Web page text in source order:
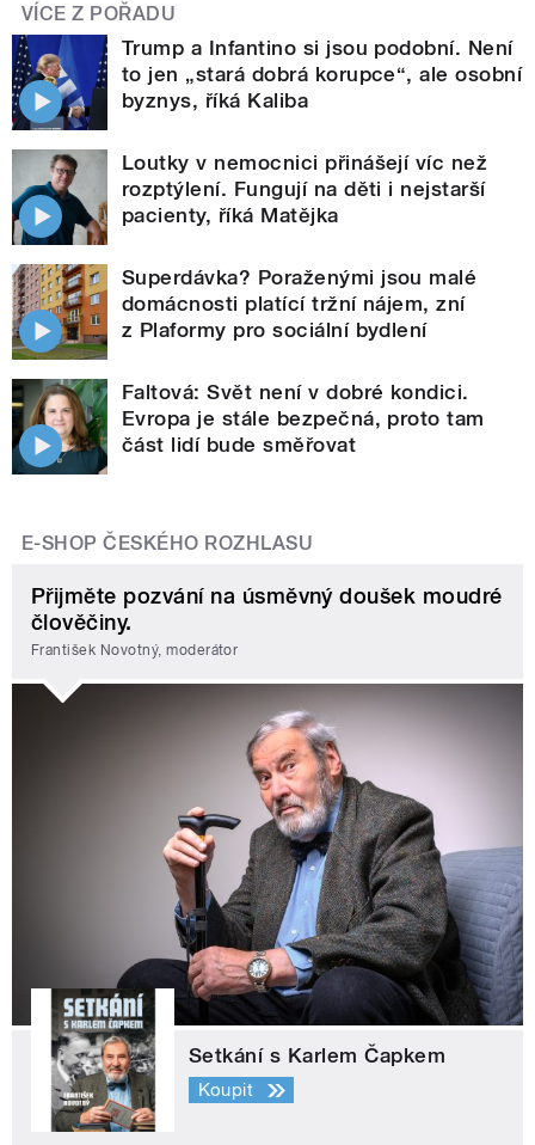
VÍCE Z POŘADU
Trump a Infantino si jsou podobní. Není
to jen „stará dobrá korupce“, ale osobní
byznys, říká Kaliba
Loutky v nemocnici přinášejí víc než
rozptýlení. Fungují na děti i nejstarší
pacienty, říká Matějka
Superdávka? Poraženými jsou malé
domácnosti platící tržní nájem, zní
z Plaformy pro sociální bydlení
Faltová: Svět není v dobré kondici.
Evropa je stále bezpečná, proto tam
část lidí bude směřovat
E-SHOP ČESKÉHO ROZHLASU
Přijměte pozvání na úsměvný doušek moudré
člověčiny.
František Novotný, moderátor
Setkání s Karlem Čapkem
Koupit